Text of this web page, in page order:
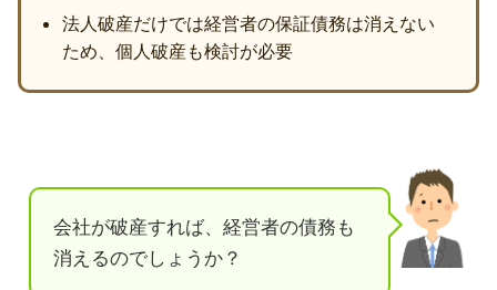
法人破産だけでは経営者の保証債務は消えない
ため、個人破産も検討が必要
会社が破産すれば、経営者の債務も
消えるのでしょうか？